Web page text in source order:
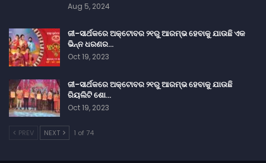
Aug 5, 2024
ଜୀ-ସାର୍ଥକରେ ଅକ୍ଟୋବର ୨୧ରୁ ଆରମ୍ଭ ହେବାକୁ ଯାଉଛି ଏକ
ଭିନ୍ନ ଧରଣର…
Oct 19, 2023
ଜୀ-ସାର୍ଥକରେ ଅକ୍ଟୋବର ୨୧ରୁ ଆରମ୍ଭ ହେବାକୁ ଯାଉଛି
ରିୟଲିଟି ଶୋ…
Oct 19, 2023
PREV NEXT 1 of 74